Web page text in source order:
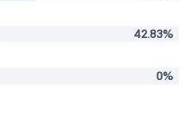
42.83%
0%